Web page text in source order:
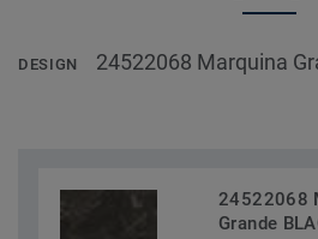
DESIGN 24522068 Marquina
24522068
Grande